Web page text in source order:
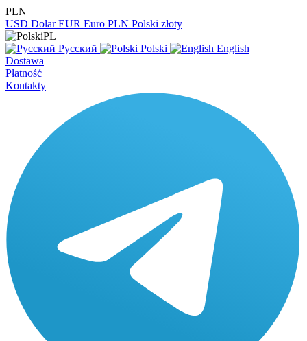
PLN
USD Dolar EUR Euro PLN Polski złoty
PL
Русский
Polski
English
Dostawa
Płatność
Kontakty